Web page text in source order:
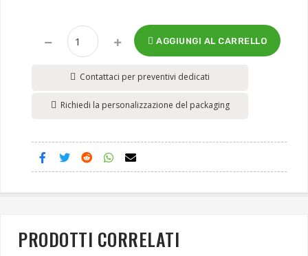
AGGIUNGI AL CARRELLO
Contattaci per preventivi dedicati
Richiedi la personalizzazione del packaging
PRODOTTI CORRELATI